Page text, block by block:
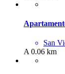
San
A 0.06 km